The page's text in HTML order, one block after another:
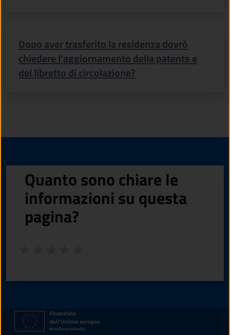
Dopo aver trasferito la residenza dovrò
chiedere l’aggiornamento della patente e
del libretto di circolazione?
Quanto sono chiare le
informazioni su questa
pagina?